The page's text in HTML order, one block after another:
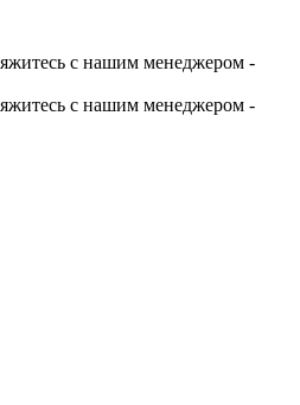
с нашим менеджером -
с нашим менеджером -